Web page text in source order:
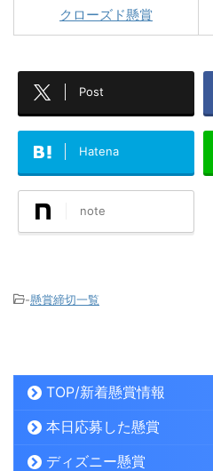
クローズド懸賞
Post
Hatena
note
-懸賞締切一覧
TOP/新着懸賞情報
本日応募した懸賞
ディズニー懸賞